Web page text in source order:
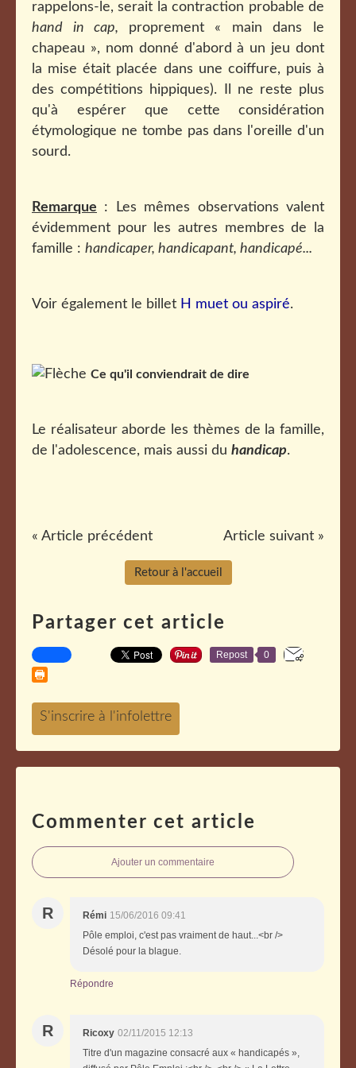
rappelons-le, serait la contraction probable de
hand in cap, proprement « main dans le
chapeau », nom donné d'abord à un jeu dont
la mise était placée dans une coiffure, puis à
des compétitions hippiques). Il ne reste plus
qu'à espérer que cette considération
étymologique ne tombe pas dans l'oreille d'un
sourd.
Remarque : Les mêmes observations valent
évidemment pour les autres membres de la
famille : handicaper, handicapant, handicapé...
Voir également le billet H muet ou aspiré.
Ce qu'il conviendrait de dire
Le réalisateur aborde les thèmes de la famille,
de l'adolescence, mais aussi du handicap.
« Article précédent Article suivant »
Retour à l'accueil
Partager cet article
Repost 0
Commenter cet article
Ajouter un commentaire
R Rémi 15/06/2016 09:41
Pôle emploi, c'est pas vraiment de haut...<br />
Désolé pour la blague.
Répondre
R Ricoxy 02/11/2015 12:13
Titre d'un magazine consacré aux « handicapés »,